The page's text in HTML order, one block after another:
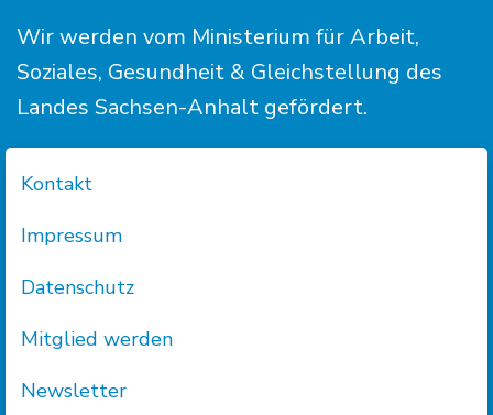
Wir werden vom Ministerium für Arbeit,
Soziales, Gesundheit & Gleichstellung des
Landes Sachsen-Anhalt gefördert.
Kontakt
Impressum
Datenschutz
Mitglied werden
Newsletter